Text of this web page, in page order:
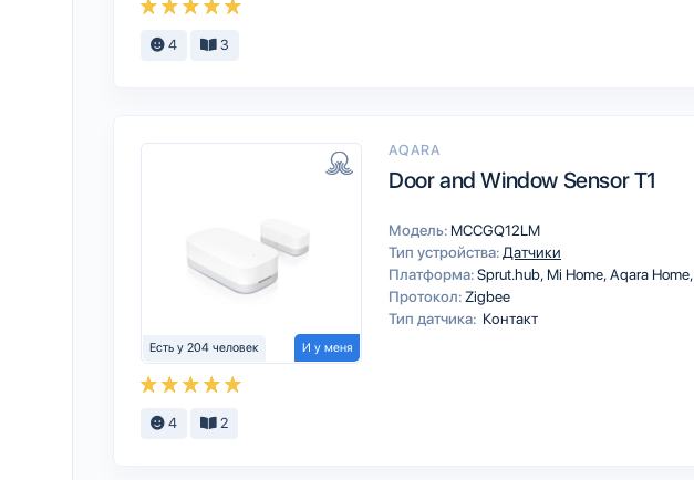
4 3
Есть у 204 человек И у меня
AQARA
Door and Window Sensor T1
Модель: MCCGQ12LM
Тип устройства: Датчики
Платформа:Sprut.hub Mi HomeAqara Home
Протокол: Zigbee
Тип датчика: Контакт
4 2